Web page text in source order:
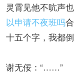
灵霄见他不吭声
以申请不夜班吗
十五个字，我都
谢无佞：“……”